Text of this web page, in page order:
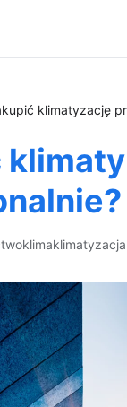
klimatyzację
klimaklimatyzacja